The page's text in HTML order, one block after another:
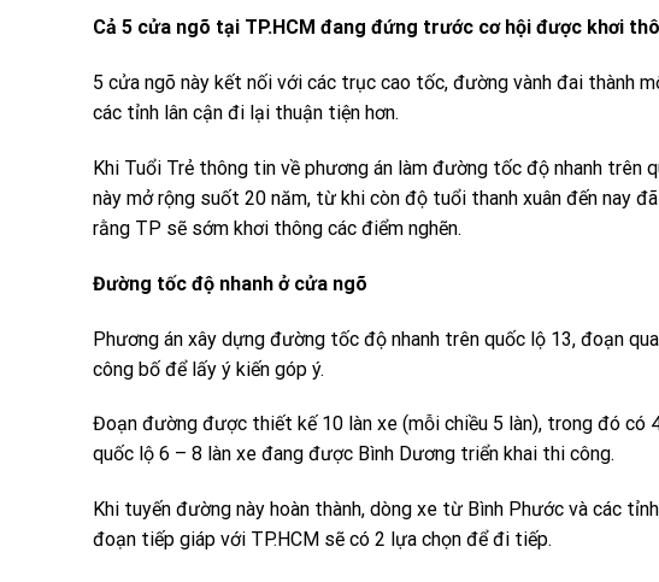
Cả 5 cửa ngõ tại TP.HCM đang đứng trước cơ hội được khơi
5 cửa ngõ này kết nối với các trục cao tốc, đường vành đai thành
các tỉnh lân cận đi lại thuận tiện hơn.
Khi Tuổi Trẻ thông tin về phương án làm đường tốc độ nhanh trên
này mở rộng suốt 20 năm, từ khi còn độ tuổi thanh xuân đến nay
rằng TP sẽ sớm khơi thông các điểm nghẽn.
Đường tốc độ nhanh ở cửa ngõ
Phương án xây dựng đường tốc độ nhanh trên quốc lộ 13, đoạn
công bố để lấy ý kiến góp ý.
Đoạn đường được thiết kế 10 làn xe (mỗi chiều 5 làn), trong đó
quốc lộ 6 – 8 làn xe đang được Bình Dương triển khai thi công.
Khi tuyến đường này hoàn thành, dòng xe từ Bình Phước và các
đoạn tiếp giáp với TP.HCM sẽ có 2 lựa chọn để đi tiếp.